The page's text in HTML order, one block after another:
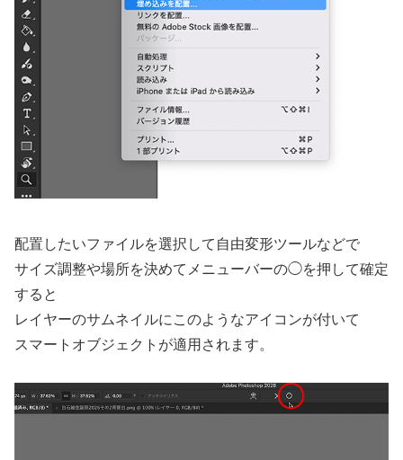
配置したいファイルを選択して自由変形ツールなどで
サイズ調整や場所を決めてメニューバーの◯を押して確定
すると
レイヤーのサムネイルにこのようなアイコンが付いて
スマートオブジェクトが適用されます。